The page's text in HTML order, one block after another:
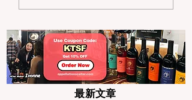
最新文章